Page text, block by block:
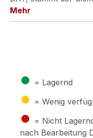
Mehr
● = Lagernd
● = Wenig
● = Nicht
nach Bearbeitung